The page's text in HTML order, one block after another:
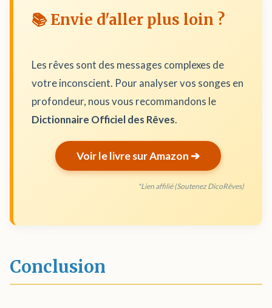
📚 Envie d'aller plus loin ?
Les rêves sont des messages complexes de
votre inconscient. Pour analyser vos songes en
profondeur, nous vous recommandons le
Dictionnaire Officiel des Rêves.
Voir le livre sur Amazon ➔
*Lien affilié (Soutenez DicoRêves)
Conclusion